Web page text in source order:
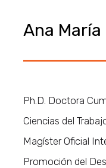
Ana
Ph.D. Doctora
Ciencias del
Magíster Oficial
Promoción del